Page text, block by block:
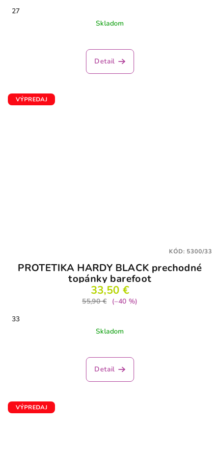
27
Skladom
Detail
VÝPREDAJ
PROTETIKA HARDY BLACK prechodné
topánky barefoot
33,50 €
55,90 €
(–40 %)
33
Skladom
Detail
KÓD: 5300/33
VÝPREDAJ